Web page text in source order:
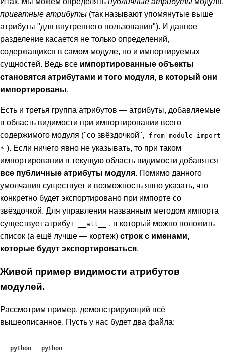
приватные атрибуты (так называют упомянутые выше
атрибуты "для внутреннего пользования"). И данное
разделение касается не только определений,
содержащихся в самом модуле, но и импортируемых
сущностей. Ведь все импортированные объекты
становятся атрибутами и того модуля, в который они
импортированы.
Есть и третья группа атрибутов — атрибуты, добавляемые
в область видимости при импортировании всего
содержимого модуля ("со звёздочкой",
from module import
* ). Если ничего явно не указывать, то при таком
импортировании в текущую область видимости добавятся
все публичные атрибуты модуля. Помимо данного
умолчания существует и возможность явно указать, что
конкретно будет экспортировано при импорте со
звёздочкой. Для управления названным методом импорта
существует атрибут
__all__
, в который можно положить
список (а ещё лучше — кортеж) строк с именами,
которые будут экспортироваться.
Живой пример видимости атрибутов
модулей.
Рассмотрим пример, демонстрирующий всё
вышеописанное. Пусть у нас будет два файла:
python python